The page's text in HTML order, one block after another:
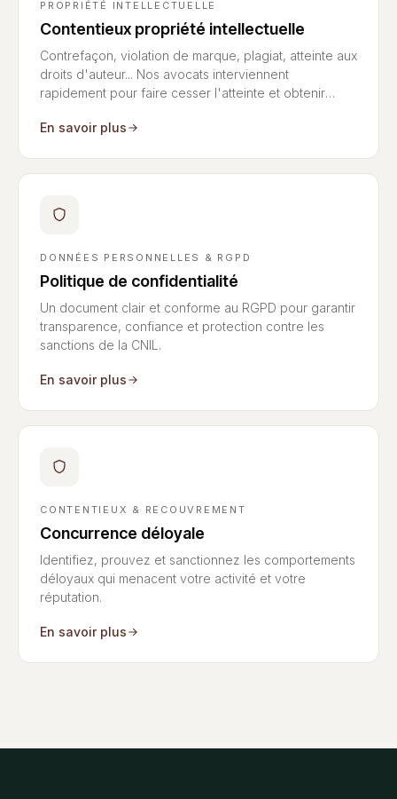
PROPRIÉTÉ INTELLECTUELLE
Contentieux propriété intellectuelle
Contrefaçon, violation de marque, plagiat, atteinte aux
droits d'auteur... Nos avocats interviennent
rapidement pour faire cesser l'atteinte et obtenir
En savoir plus
DONNÉES PERSONNELLES & RGPD
Politique de confidentialité
Un document clair et conforme au RGPD pour garantir
transparence, confiance et protection contre les
sanctions de la CNIL.
En savoir plus
CONTENTIEUX & RECOUVREMENT
Concurrence déloyale
Identifiez, prouvez et sanctionnez les comportements
déloyaux qui menacent votre activité et votre
réputation.
En savoir plus